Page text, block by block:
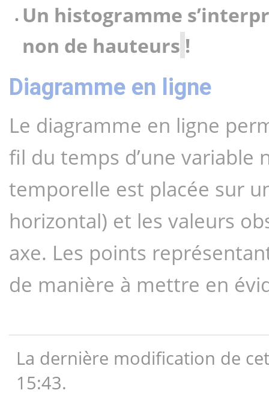
Un histogramme
non de hauteurs !
Diagramme en ligne
Le diagramme en ligne
fil du temps d’une variable
temporelle est placée sur
horizontal) et les valeurs
axe. Les points
de manière à mettre en
La dernière modification de
15:43.